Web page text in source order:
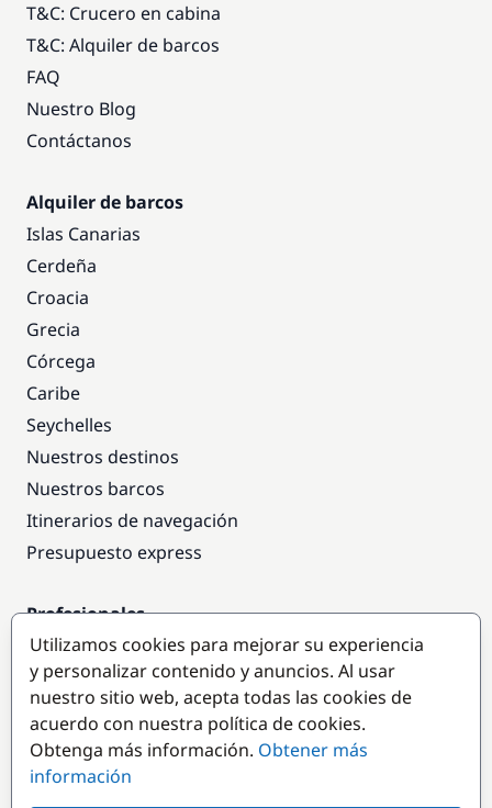
T&C: Crucero en cabina
T&C: Alquiler de barcos
FAQ
Nuestro Blog
Contáctanos
Alquiler de barcos
Islas Canarias
Cerdeña
Croacia
Grecia
Córcega
Caribe
Seychelles
Nuestros destinos
Nuestros barcos
Itinerarios de navegación
Presupuesto express
Profesionales
Acceso empresas
Colaborar como empresa
Destinos populares
Utilizamos cookies para mejorar su experiencia
y personalizar contenido y anuncios. Al usar
nuestro sitio web, acepta todas las cookies de
acuerdo con nuestra política de cookies.
Obtenga más información. Obtener más
información